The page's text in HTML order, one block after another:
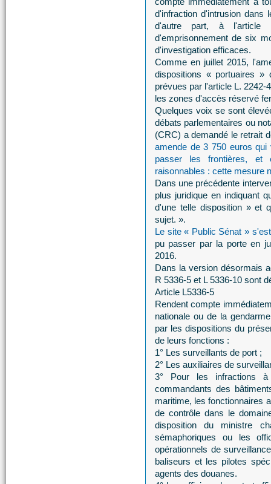
d'infraction d'intrusion dans
d'autre part, à l'article
d'emprisonnement de six
d'investigation efficaces.
Comme en juillet 2015,
dispositions « portuaires »
prévues par l'article L.
les zones d'accès réservé
Quelques voix se sont
débats parlementaires ou
(CRC) a demandé le retrait
amende de 3 750 euros
passer les frontières, et
raisonnables : cette mesure
Dans une précédente
plus juridique en indiquant
d'une telle disposition » et
sujet. ».
Le site « Public Sénat »
pu passer par la porte en
2016.
Dans la version désormais
R 5336-5 et L 5336-10 sont
Article L5336-5
Rendent compte
nationale ou de la
par les dispositions du
de leurs fonctions :
1° Les surveillants de port ;
2° Les auxiliaires de
3° Pour les infractions
commandants des
maritime, les fonctionnaires
de contrôle dans le
disposition du ministre
sémaphoriques ou les
opérationnels de
baliseurs et les pilotes
agents des douanes.